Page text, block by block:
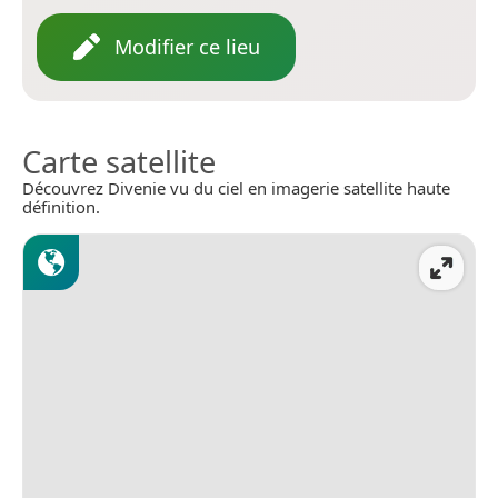
Modifier ce lieu
Carte satellite
Découvrez Divenie vu du ciel en imagerie satellite haute
définition.